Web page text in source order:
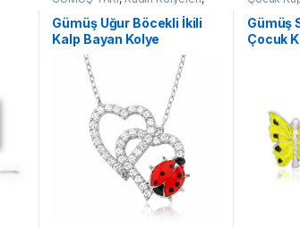
Kalpli Kolyeler
Gümüş Uğur Böcekli İkili
Kalp Bayan Kolye
Küpe
Gümüş
Çocuk